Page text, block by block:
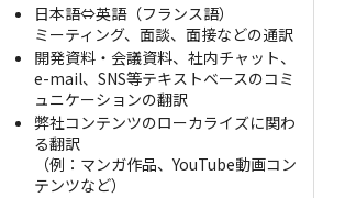
日本語⇔英語（フランス語）
ミーティング、面談、面接などの通訳
開発資料・会議資料、社内チャット、
e-mail、SNS等テキストベースのコミ
ュニケーションの翻訳
弊社コンテンツのローカライズに関わ
る翻訳
（例：マンガ作品、YouTube動画コン
テンツなど）